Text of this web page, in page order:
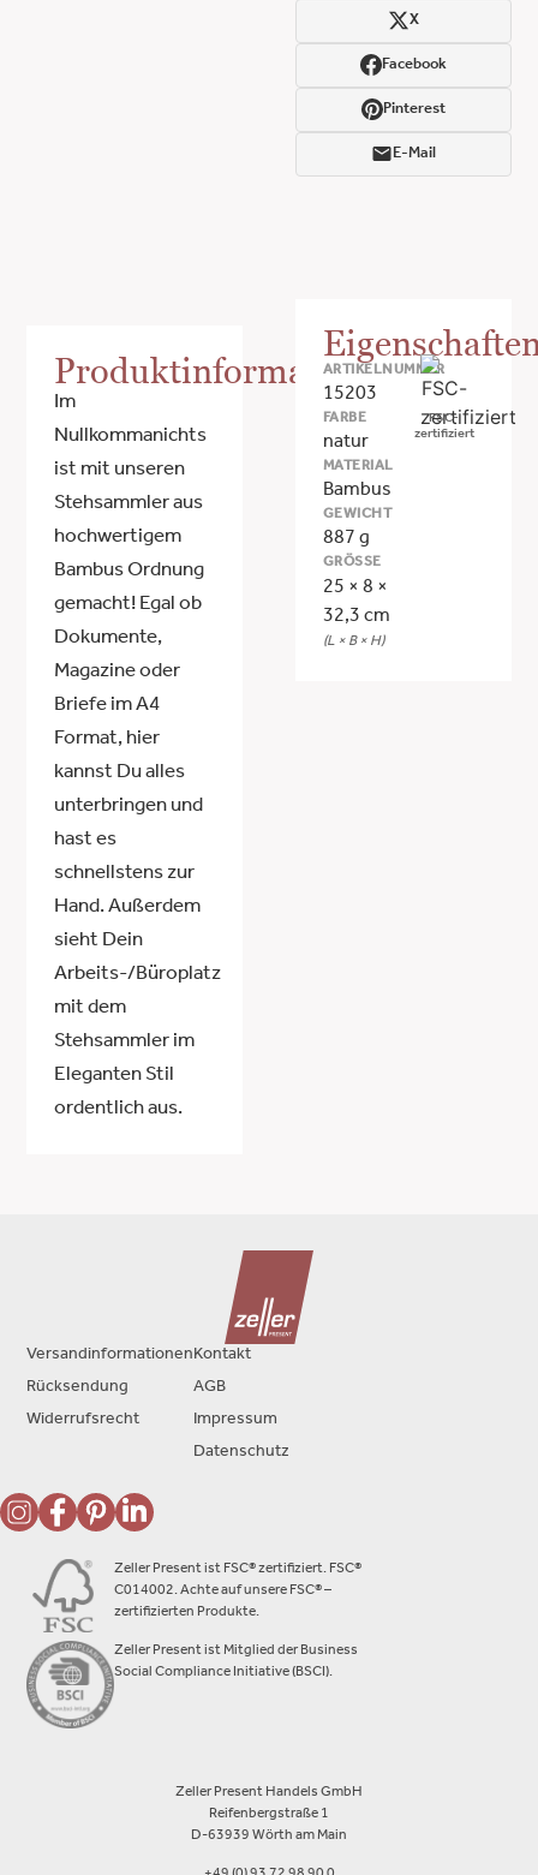
X
Facebook
Pinterest
E-Mail
Produktinformationen
Im
Nullkommanichts
ist mit unseren
Stehsammler aus
hochwertigem
Bambus Ordnung
gemacht! Egal ob
Dokumente,
Magazine oder
Briefe im A4
Format, hier
kannst Du alles
unterbringen und
hast es
schnellstens zur
Hand. Außerdem
sieht Dein
Arbeits-/Büroplatz
mit dem
Stehsammler im
Eleganten Stil
ordentlich aus.
ARTIKELNUMMER
15203
FARBE
natur
MATERIAL
Bambus
GEWICHT
887 g
GRÖSSE
25 × 8 ×
32,3 cm
(L × B × H)
FSC-
zertifiziert
Zeller Present ist FSC® zertifiziert. FSC®
C014002. Achte auf unsere FSC® –
zertifizierten Produkte.
Zeller Present ist Mitglied der Business
Social Compliance Initiative (BSCI).
Zeller Present Handels GmbH
Reifenbergstraße 1
D-63939 Wörth am Main
Versandinformationen
Rücksendung
Widerrufsrecht
Kontakt
AGB
Impressum
Datenschutz